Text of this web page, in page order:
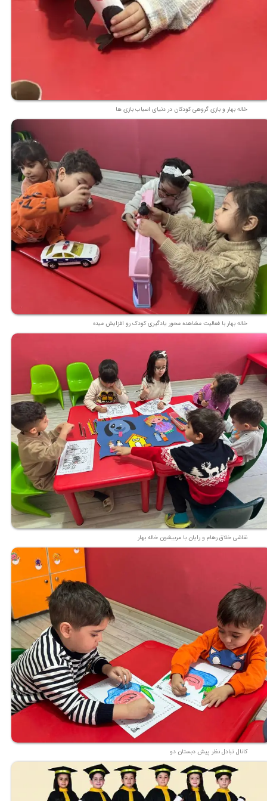
خاله بهار و بازی گروهی کودکان در دنیای اسباب بازی ها
خاله بهار با فعالیت مشاهده محور یادگیری کودک رو افزایش میده
نقاشی خلاق رهام و رایان با مربیشون خاله بهار
کانال تبادل نظر پیش دبستان دو